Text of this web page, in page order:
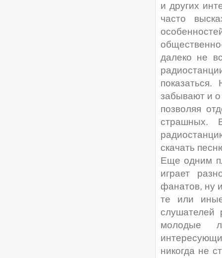
и других
часто
далеко не
показаться.
забывают и о
позволяя
страшных.
скачать
Еще одним
играет
фанатов, ну
те или иные
слушателей
молодые
никогда не